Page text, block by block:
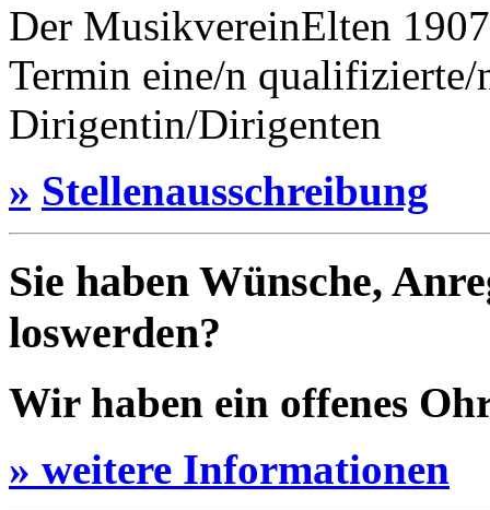
Der MusikvereinElten
Termin eine/n
Dirigentin/Dirigenten
» Stellenausschreibung
Sie haben Wünsche,
loswerden?
Wir haben ein offenes
» weitere Informationen